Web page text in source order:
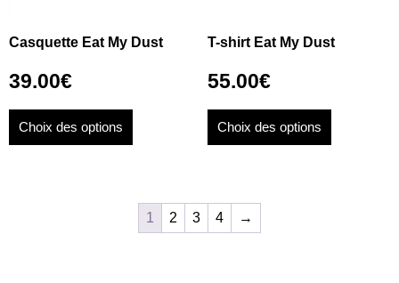
Casquette Eat My Dust
39.00€
Choix des options
T-shirt Eat My Dust
55.00€
Choix des options
1 2 3 4 →